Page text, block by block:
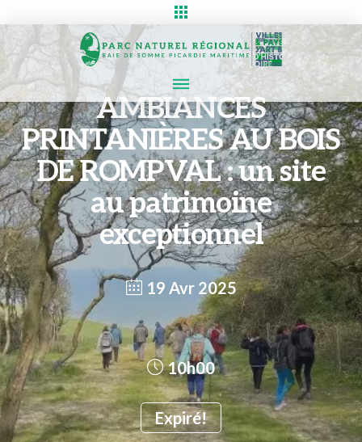
AMBIANCES
PRINTANIÈRES AU BOIS
DE ROMPVAL : un site
au patrimoine
exceptionnel
19 Avr 2025
Expiré!
10h00